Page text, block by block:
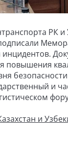
РК и
повышения
и
и